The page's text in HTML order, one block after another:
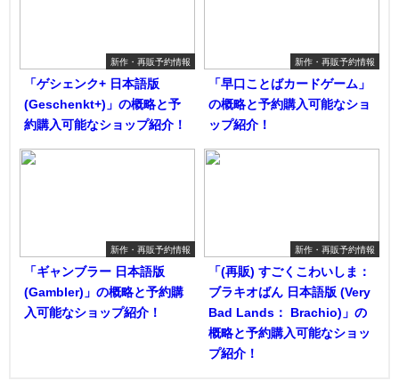
新作・再販予約情報
「ゲシェンク+ 日本語版
(Geschenkt+)」の概略と予
約購入可能なショップ紹介！
新作・再販予約情報
「早口ことばカードゲーム」
の概略と予約購入可能なショ
ップ紹介！
新作・再販予約情報
「ギャンブラー 日本語版
(Gambler)」の概略と予約購
入可能なショップ紹介！
新作・再販予約情報
「(再販) すごくこわいしま：
ブラキオばん 日本語版 (Very
Bad Lands： Brachio)」の
概略と予約購入可能なショッ
プ紹介！